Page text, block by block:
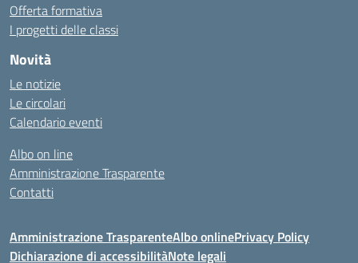
Offerta formativa
I progetti delle classi
Novità
Le notizie
Le circolari
Calendario eventi
Albo on line
Amministrazione Trasparente
Contatti
Amministrazione TrasparenteAlbo onlinePrivacy Policy
Dichiarazione di accessibilitàNote legali